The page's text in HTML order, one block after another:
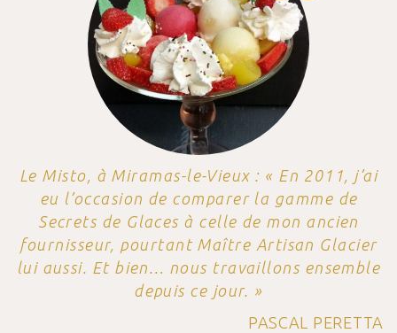
Le Misto, à Miramas-le-Vieux : « En 2011, j’ai
eu l’occasion de comparer la gamme de
Secrets de Glaces à celle de mon ancien
fournisseur, pourtant Maître Artisan Glacier
lui aussi. Et bien… nous travaillons ensemble
depuis ce jour. »
PASCAL PERETTA